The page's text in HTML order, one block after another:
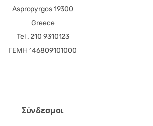
Aspropyrgos 19300
Greece
Tel . 210 9310123
ΓΕΜΗ 146809101000
Σύνδεσμοι